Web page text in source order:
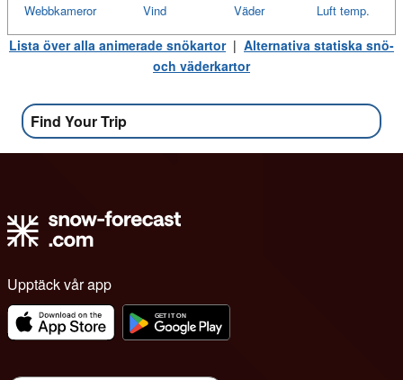
Luft temp.
Väder
Vind
Webbkameror
Lista över alla animerade snökartor| Alternativa statiska snö-
och väderkartor
Find Your Trip
Upptäck vår app